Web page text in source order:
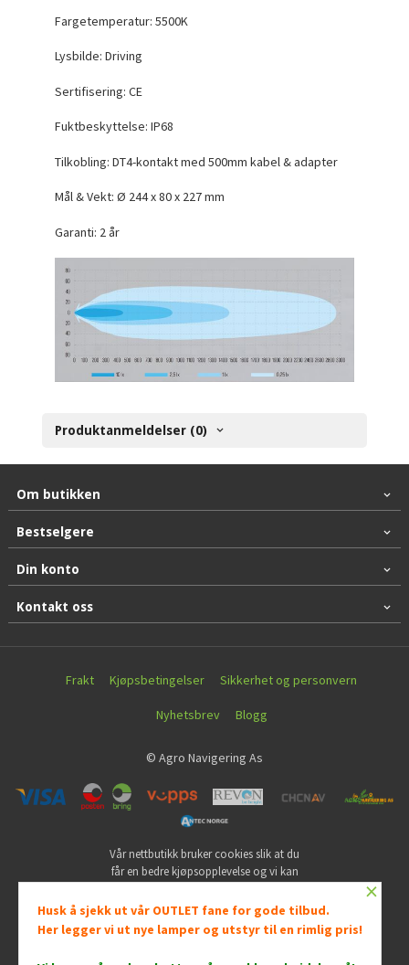
Fargetemperatur: 5500K
Lysbilde: Driving
Sertifisering: CE
Fuktbeskyttelse: IP68
Tilkobling: DT4-kontakt med 500mm kabel & adapter
Mål & Vekt: Ø 244 x 80 x 227 mm
Garanti: 2 år
Produktanmeldelser (0)
Om butikken
Bestselgere
Din konto
Kontakt oss
Frakt Kjøpsbetingelser Sikkerhet og personvern
Nyhetsbrev Blogg
© Agro Navigering As
Vår nettbutikk bruker cookies slik at du
får en bedre kjøpsopplevelse og vi kan
hovedsaklig til å lagre
innloggingsdetaljer og huske hva du
har puttet i handlekurven din. Fortsett å
bruke siden som normalt om du godtar
×
Husk å sjekk ut vår OUTLET fane for gode tilbud.
Her legger vi ut nye lamper og utstyr til en rimlig pris!